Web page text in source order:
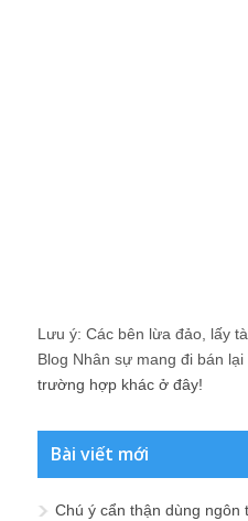
Lưu ý: Các bên lừa đảo, lấy
Blog Nhân sự mang đi bán lại
trường hợp khác ở đây!
Bài viết mới
Chú ý cẩn thận dùng ngôn